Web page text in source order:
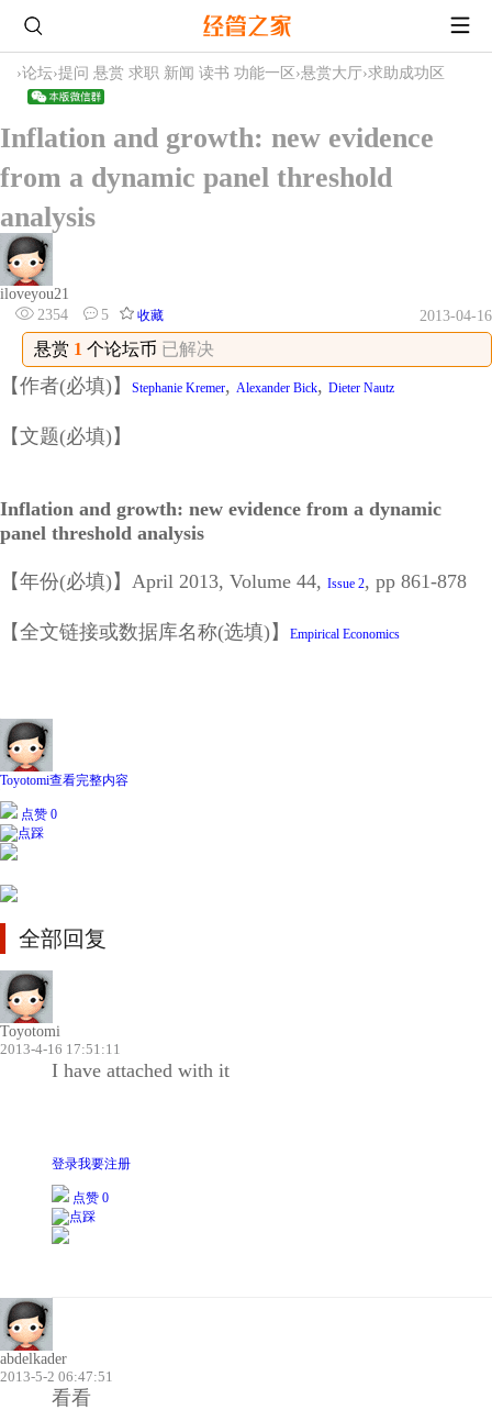
›论坛›提问 悬赏 求职 新闻 读书 功能一区 ›悬赏大厅›求助成功区
Inflation and growth: new evidence
from a dynamic panel threshold
analysis
iloveyou21
2354
5 收藏 2013-04-16
悬赏 1 个论坛币 已解决
【作者(必填)】 Stephanie Kremer, Alexander Bick, Dieter Nautz
【文题(必填)】
Inflation and growth: new evidence from a dynamic
panel threshold analysis
【年份(必填)】April 2013, Volume 44, Issue 2, pp 861-878
【全文链接或数据库名称(选填)】 Empirical Economics
Toyotomi查看完整内容
点赞 0
全部回复
Toyotomi
2013-4-16 17:51:11
I have attached with it
登录我要注册
点赞 0
abdelkader
2013-5-2 06:47:51
看看